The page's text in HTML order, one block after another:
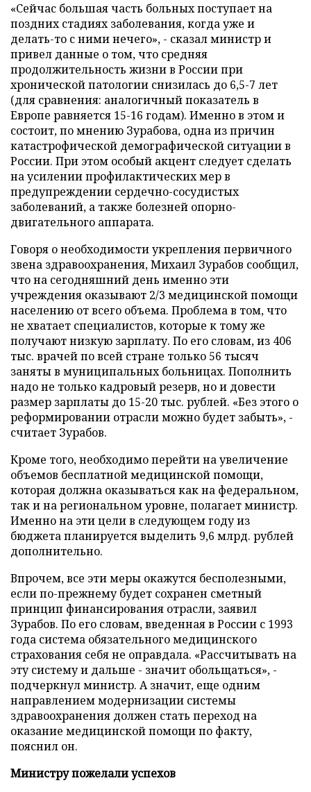
«Сейчас большая часть больных поступает на
поздних стадиях заболевания, когда уже и
делать-то с ними нечего», - сказал министр и
привел данные о том, что средняя
продолжительность жизни в России при
хронической патологии снизилась до 6,5-7 лет
(для сравнения: аналогичный показатель в
Европе равняется 15-16 годам). Именно в этом и
состоит, по мнению Зурабова, одна из причин
катастрофической демографической ситуации в
России. При этом особый акцент следует сделать
на усилении профилактических мер в
предупреждении сердечно-сосудистых
заболеваний, а также болезней опорно-
двигательного аппарата.
Говоря о необходимости укрепления первичного
звена здравоохранения, Михаил Зурабов сообщил,
что на сегодняшний день именно эти
учреждения оказывают 2/3 медицинской помощи
населению от всего объема. Проблема в том, что
не хватает специалистов, которые к тому же
получают низкую зарплату. По его словам, из 406
тыс. врачей по всей стране только 56 тысяч
заняты в муниципальных больницах. Пополнить
надо не только кадровый резерв, но и довести
размер зарплаты до 15-20 тыс. рублей. «Без этого о
реформировании отрасли можно будет забыть», -
считает Зурабов.
Кроме того, необходимо перейти на увеличение
объемов бесплатной медицинской помощи,
которая должна оказываться как на федеральном,
так и на региональном уровне, полагает министр.
Именно на эти цели в следующем году из
бюджета планируется выделить 9,6 млрд. рублей
дополнительно.
Впрочем, все эти меры окажутся бесполезными,
если по-прежнему будет сохранен сметный
принцип финансирования отрасли, заявил
Зурабов. По его словам, введенная в России с 1993
года система обязательного медицинского
страхования себя не оправдала. «Рассчитывать на
эту систему и дальше - значит обольщаться», -
подчеркнул министр. А значит, еще одним
направлением модернизации системы
здравоохранения должен стать переход на
оказание медицинской помощи по факту,
пояснил он.
Министру пожелали успехов